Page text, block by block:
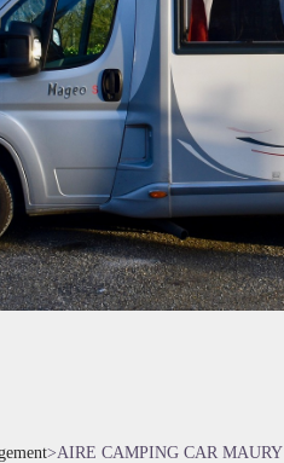
>AIRE CAMPING CAR MAURY